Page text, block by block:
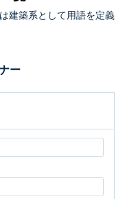
建築系として用語を定義
ー